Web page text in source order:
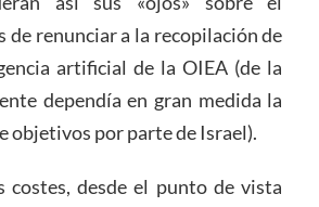
de renunciar a la recopilación de
artificial de la OIEA (de la
dependía en gran medida la
objetivos por parte de Israel).
costes, desde el punto de vista